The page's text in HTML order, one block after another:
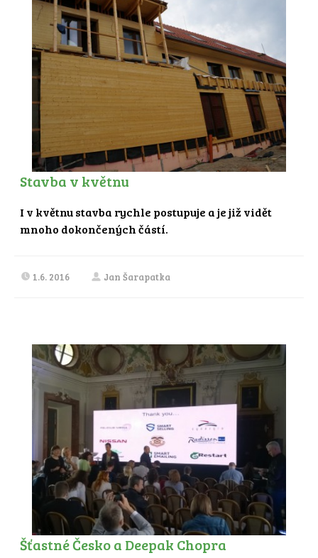
Stavba v květnu
I v květnu stavba rychle postupuje a je již vidět
mnoho dokončených částí.
1.6. 2016 Jan Šarapatka
Šťastné Česko a Deepak Chopra